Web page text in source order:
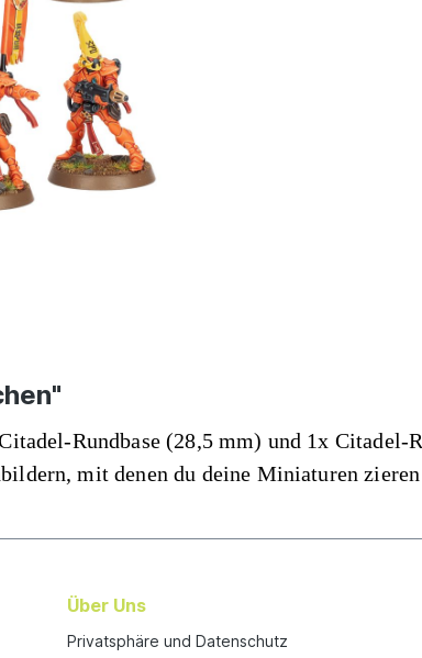
Rundbase (28,5 mm) und 1x Citadel-
mit denen du deine Miniaturen zieren
Über Uns
Privatsphäre und Datenschutz